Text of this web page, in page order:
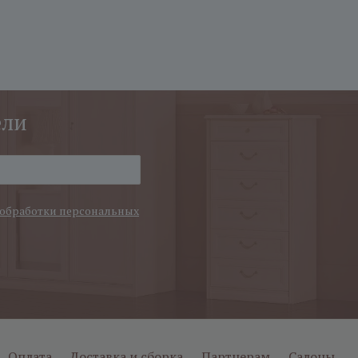
персональных